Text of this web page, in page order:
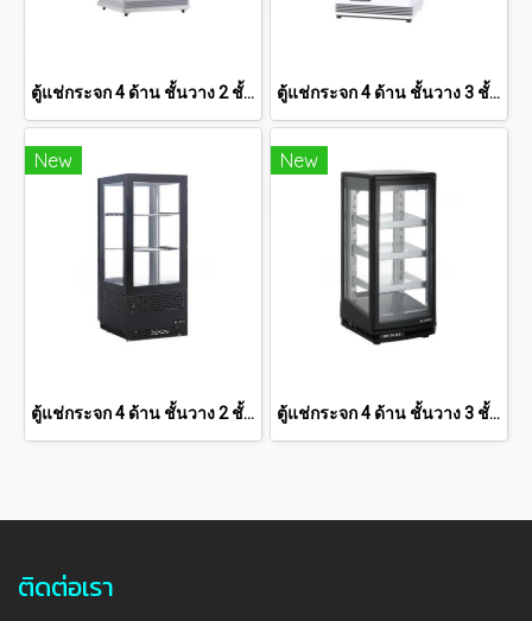
ตู้แช่กระจก 4 ด้าน ชั้นวาง 2 ชั้น SANDEN 2.1 คิว SAG-0585C ตู้แช่กระจก 4 ด้าน ชั้นวาง 3 ชั้น SANDEN 2.8 คิว SAG-0785C-WHITE
New
ตู้แช่กระจก 4 ด้าน ชั้นวาง 2 ชั้น SANDEN 2.8 คิว SAG-0803
New
ตู้แช่กระจก 4 ด้าน ชั้นวาง 3 ชั้น SANDEN 3.3 คิว SAG-0905
ติดต่อเรา